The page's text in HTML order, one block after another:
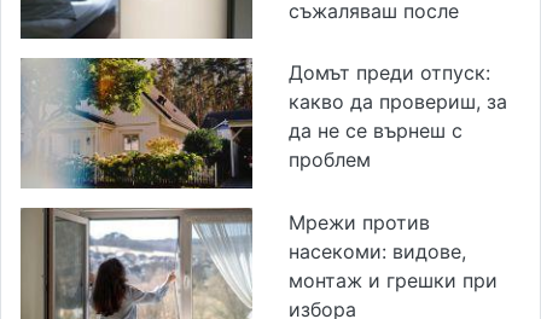
съжаляваш после
Домът преди отпуск:
какво да провериш, за
да не се върнеш с
проблем
Мрежи против
насекоми: видове,
монтаж и грешки при
избора